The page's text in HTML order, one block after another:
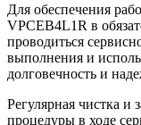
Для обеспечения
VPCEB4L1R в
проводиться
выполнения и
долговечность и
Регулярная чистка и
процедуры в ходе